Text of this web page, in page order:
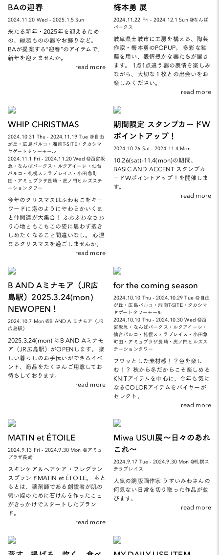
BAの迎春
2024.11.20 Wed - 2025.1.5 Sun
来たる新年・2025年を迎えるため
の、縁起ものの器やお飾りなど。
BAが提案する“迎春”のアイテムで、
新年を迎えませんか。
read more
梅本勇 展
2024.11.22 Fri - 2024.12.1 Sun @なんば
パークス
岐阜県土岐市に工房を構える、陶芸
作家・梅本勇のPOPUP。 多彩な釉
薬を用い、表情豊かな器たちが届き
ます。 1点1点違う器の表情を楽しみ
ながら、大切な１枚との出会いをお
楽しみください。
read more
WHIP CHRISTMAS
2024.10.31 Thu - 2024.11.19 Tue ＠自由
が丘・広島パルコ・湘南T-SITE・タカシマ
ヤゲートタワーモール
2024.11.1 Fri - 2024.11.20 Wed @西宮阪
急・なんばパークス・ルクアイーレ・仙台
パルコ・札幌ステラプレイス・小田急町
田・アミュプラザ長崎・虎ノ門ヒルズステ
ーションタワー
今年のクリスマスはふわもこをキー
ワードに泡のようにやわらかいくま
と仲間達が大集合！ ふわふわなさわ
り心地ともこもこの姿に思わず抱き
しめたくなること間違いなし。 心温
まるクリスマスを過ごしませんか。
read more
期間限定 スタンプカードW
ポイントアップ！
2024.10.26 Sat - 2024.11.4 Mon
10.26(sat)-11.4(mon)の期間、
BASIC AND ACCENT スタンプカ
ードWポイントアップ！を開催しま
す。
read more
B AND Aミナモア（JR広
島駅）2025.3.24(mon)
NEWOPEN！
2024.10.7 Mon @B AND A ミナモア（JR
広島駅）
2025.3.24(mon) にB AND Aミナモ
ア（JR広島駅）がOPENします。 楽
しい暮らしのお手伝いができるイベ
ント、商品をたくさんご用意してお
待ちしております。
read more
for the coming season
2024.10.10 Thu - 2024.10.29 Tue ＠自由
が丘・広島パルコ・湘南T-SITE・タカシマ
ヤゲートタワーモール
2024.10.10 Thu - 2024.10.30 Wed @西
宮阪急・なんばパークス・ルクアイーレ・
仙台パルコ・札幌ステラプレイス・小田急
町田・アミュプラザ長崎・虎ノ門ヒルズス
テーションタワー
フワッとした素材感！？色を楽し
む！？ 秋から冬だからこそ楽しめる
KNITアイテムを中心に、今年も気に
なるCOLORアイテムをバイヤーが
セレクト。
read more
MATIN et ÉTOILE
2024.9.13 Fri - 2024.9.30 Mon ＠アミュ
プラザ長崎
スキンケア＆ヘアケア・フレグラン
スブランドMATIN et ÉTOILE。 もと
もとは、薬剤師である創設者が肌の
弱い姪のために石けんを作ったこと
がきっかけでスタートしたブラン
ド。
read more
Miwa USUI展～日々のあれ
これ～
2024.9.17 Tue - 2024.9.30 Mon @札幌ス
テラプレイス
人気の銅版画作家 うすいみわさんの
何気ない日常を切り取った作品が並
びます。
read more